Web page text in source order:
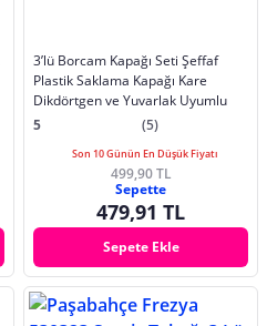
3’lü Borcam Kapağı Seti Şeffaf
Plastik Saklama Kapağı Kare
Dikdörtgen ve Yuvarlak Uyumlu
5
(5)
Son 10 Günün En Düşük Fiyatı
499,90 TL
Sepette
479,91 TL
Sepete Ekle